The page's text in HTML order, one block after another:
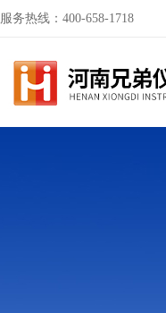
服务热线：400-658-1718